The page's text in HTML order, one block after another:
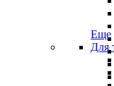
Еще
Для